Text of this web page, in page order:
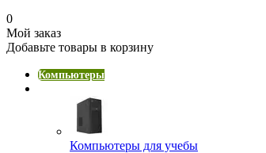
0
Мой заказ
Добавьте товары в корзину
Компьютеры
Компьютеры для учебы